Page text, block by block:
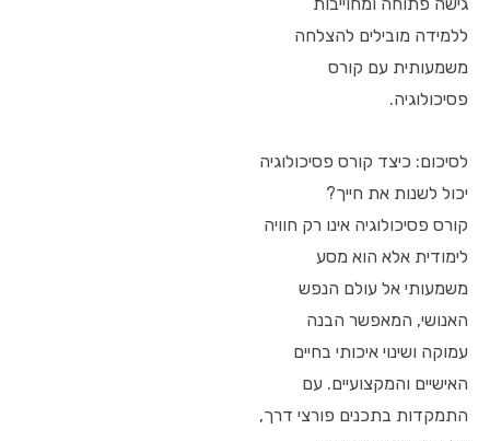
ללמידה מובילים להצלחה
משמעותית עם קורס
פסיכולוגיה.
לסיכום: כיצד קורס פסיכולוגיה
יכול לשנות את חייך?
קורס פסיכולוגיה אינו רק חוויה
לימודית אלא הוא מסע
משמעותי אל עולם הנפש
האנושי, המאפשר הבנה
עמוקה ושינוי איכותי בחיים
האישיים והמקצועיים. עם
התמקדות בתכנים פורצי דרך,